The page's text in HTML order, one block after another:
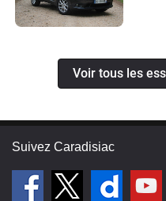
Voir tous les
Suivez Caradisiac